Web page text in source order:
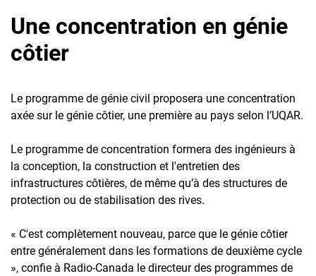
Une concentration en génie
côtier
Le programme de génie civil proposera une concentration
axée sur le génie côtier, une première au pays selon l’UQAR.
Le programme de concentration formera des ingénieurs à
la conception, la construction et l'entretien des
infrastructures côtières, de même qu’à des structures de
protection ou de stabilisation des rives.
« C'est complètement nouveau, parce que le génie côtier
entre généralement dans les formations de deuxième cycle
», confie à Radio-Canada le directeur des programmes de